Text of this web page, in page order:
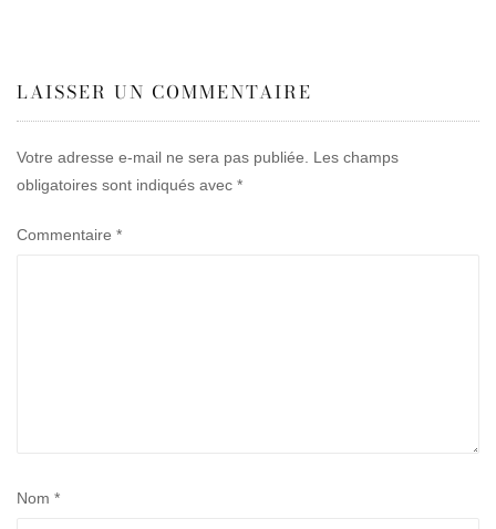
l’article
LAISSER UN COMMENTAIRE
Votre adresse e-mail ne sera pas publiée.
Les champs
obligatoires sont indiqués avec *
Commentaire *
Nom *